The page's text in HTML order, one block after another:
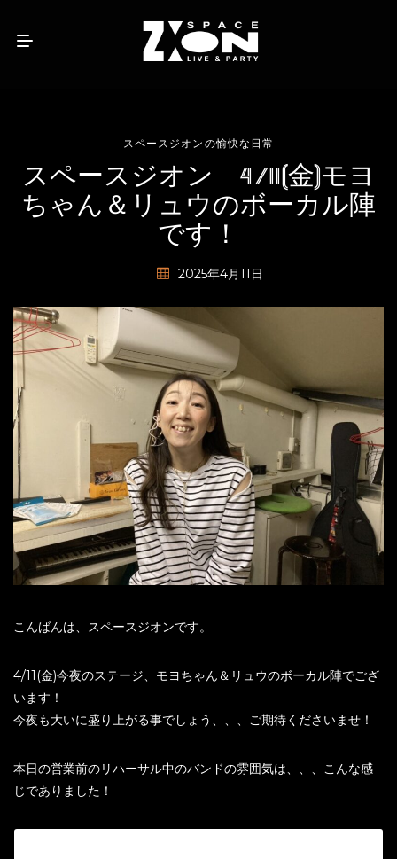
スペースジオンの愉快な日常
スペースジオン 4/11(金)モヨ
ちゃん＆リュウのボーカル陣
です！
2025年4月11日
こんばんは、スペースジオンです。
4/11(金)今夜のステージ、モヨちゃん＆リュウのボーカル陣でござ
います！
今夜も大いに盛り上がる事でしょう、、、ご期待くださいませ！
本日の営業前のリハーサル中のバンドの雰囲気は、、、こんな感
じでありました！